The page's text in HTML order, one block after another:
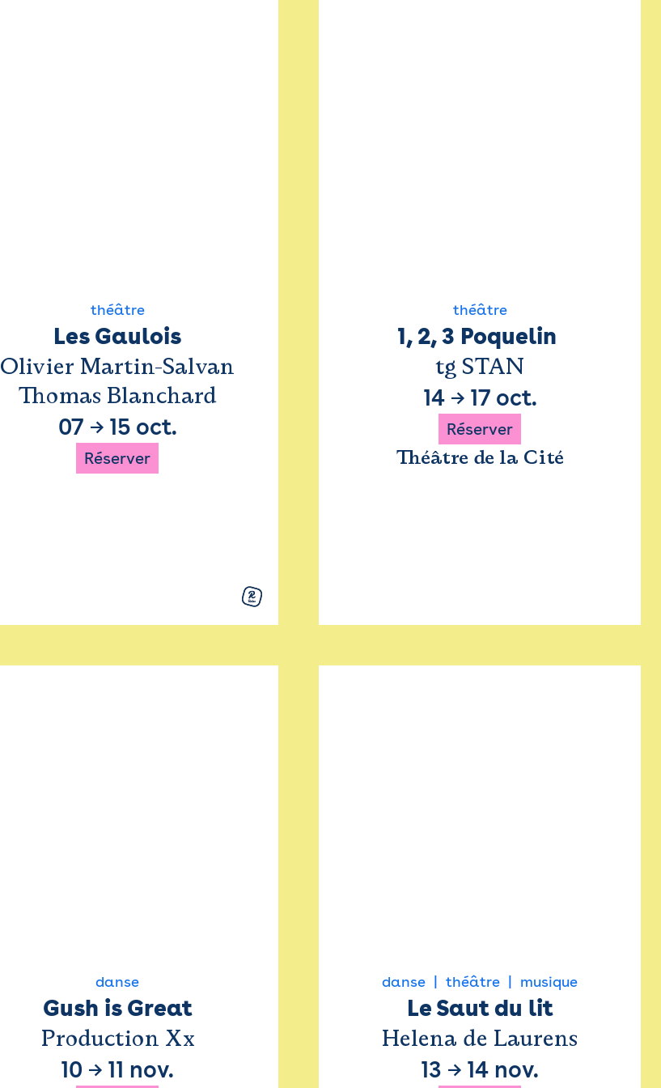
théâtre
Les Gaulois
Olivier Martin-Salvan
Thomas Blanchard
07 → 15 oct.
Réserver
théâtre
1, 2, 3 Poquelin
tg STAN
14→ 17 oct.
Réserver
Théâtre de la Cité
danse
Gush is Great
Production Xx
10 → 11 nov.
danse théâtre musique
Le Saut du lit
Helena de Laurens
13 → 14 nov.